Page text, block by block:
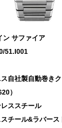
ン サファイア
51.I001
自社製自動巻き
）
ススチール
チール&ラバース